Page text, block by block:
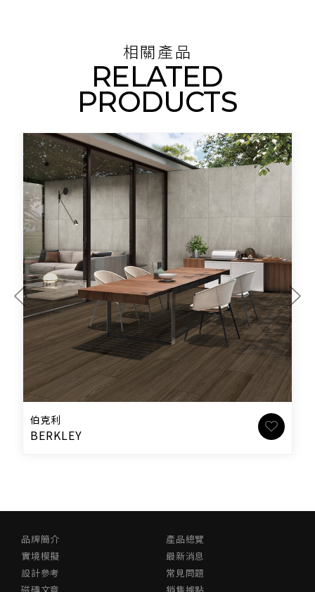
相關產品
RELATED
PRODUCTS
伯克利
BERKLEY
品牌簡介
產品總覽
實境模擬
最新消息
設計參考
常見問題